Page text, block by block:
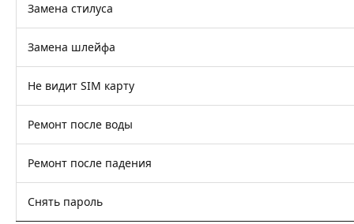
Замена стилуса
Замена шлейфа
Не видит SIM карту
Ремонт после воды
Ремонт после падения
Снять пароль